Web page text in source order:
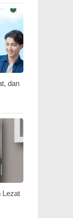
dan
Lezat